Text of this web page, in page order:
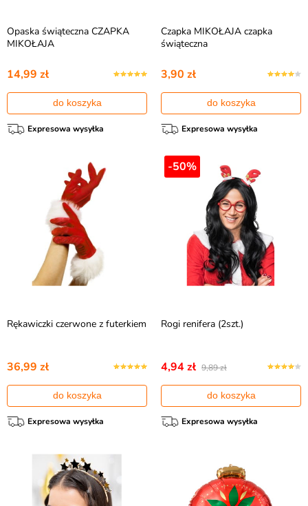
Opaska świąteczna CZAPKA
MIKOŁAJA
14,99 zł
do koszyka
Expresowa wysyłka
Czapka MIKOŁAJA czapka
świąteczna
3,90 zł
do koszyka
Expresowa wysyłka
Rękawiczki czerwone z futerkiem
36,99 zł
do koszyka
Expresowa wysyłka
-50%
Rogi renifera (2szt.)
4,94 zł 9,89 zł
do koszyka
Expresowa wysyłka